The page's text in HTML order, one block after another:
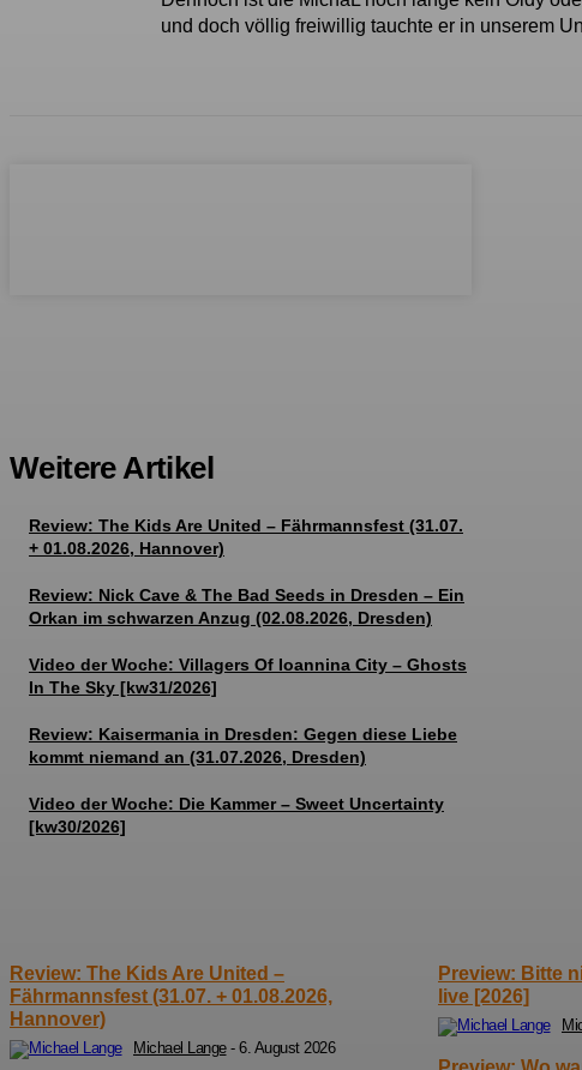
und doch völlig freiwillig tauchte er in unserem
Weitere Artikel
Review: The Kids Are United – Fährmannsfest (31.07.
+ 01.08.2026, Hannover)
Review: Nick Cave & The Bad Seeds in Dresden – Ein
Orkan im schwarzen Anzug (02.08.2026, Dresden)
Video der Woche: Villagers Of Ioannina City – Ghosts
In The Sky [kw31/2026]
Review: Kaisermania in Dresden: Gegen diese Liebe
kommt niemand an (31.07.2026, Dresden)
Video der Woche: Die Kammer – Sweet Uncertainty
[kw30/2026]
Review: The Kids Are United –
Fährmannsfest (31.07. + 01.08.2026,
Hannover)
Michael Lange - 6. August 2026
Preview: Bitte
live [2026]